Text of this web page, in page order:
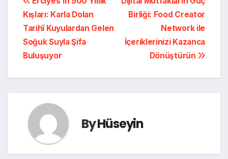
Birliği: Food Creator
Network ile
İçeriklerinizi Kazanca
Dönüştürün
Kışları: Karla Dolan
Tarihî Kuyulardan Gelen
Soğuk Suyla Şifa
Buluşuyor
ByHüseyin